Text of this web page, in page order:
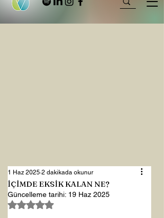
İÇİMDE EKSİK KALAN NE?
1 Haz 2025 2 dakikada okunur
Güncelleme tarihi: 19 Haz 2025
5 üzerinden NaN yıldız